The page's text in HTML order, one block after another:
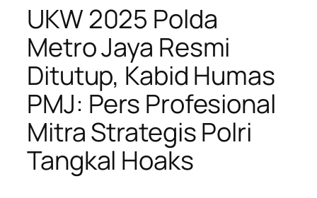
UKW 2025 Polda
Metro Jaya Resmi
Ditutup, Kabid Humas
PMJ: Pers Profesional
Mitra Strategis Polri
Tangkal Hoaks